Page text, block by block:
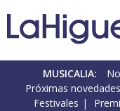
MUSICALIA:
Próximas novedades
Festivales